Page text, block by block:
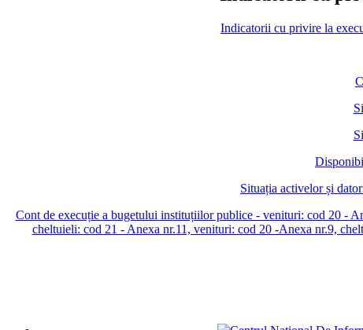
Indicatorii cu privire la
Situația activelor și
Cont de execuție a bugetului instituțiilor publice - venituri: cod 20 -
cheltuieli: cod 21 - Anexa nr.11, venituri: cod 20 -Anexa nr.9,